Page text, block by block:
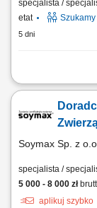
specjalista /
etat
5 dni
Teren pracy: 2-3
rozwiązań
sprzedażowych z
Soymax Sp. z o.o.
specjalista /
5 000 - 8 000 zł
aplikuj szybko